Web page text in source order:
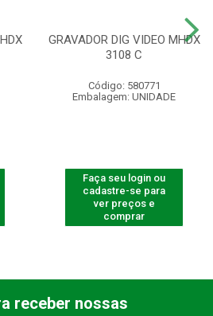
GRAVADOR DIG VIDEO MHDX
3108 C
Código: 580771
Embalagem: UNIDADE
Faça seu login ou
cadastre-se para
ver preços e
comprar
receber nossas